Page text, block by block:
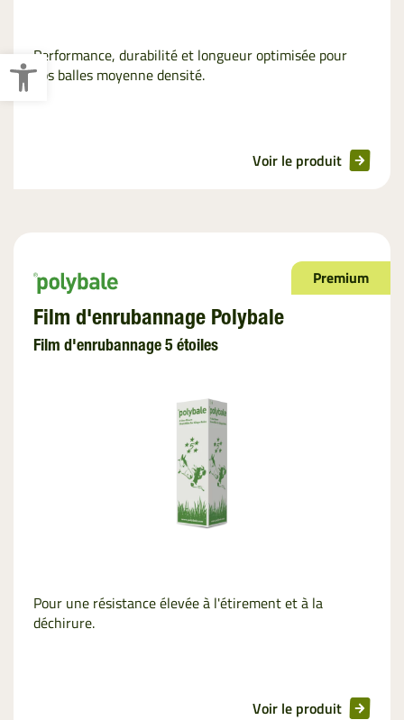
Ouvrir la barre d’outils
Performance, durabilité et longueur optimisée pour
vos balles moyenne densité.
Voir le produit
Premium
Film d'enrubannage Polybale
Film d'enrubannage 5 étoiles
Pour une résistance élevée à l'étirement et à la
déchirure.
Voir le produit